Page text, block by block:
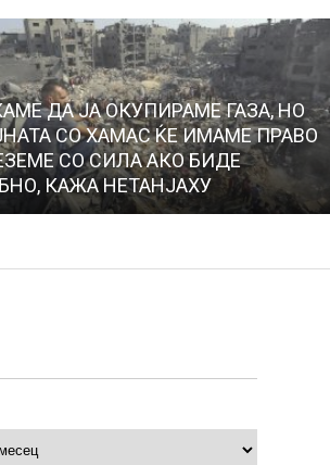
ДА ЈА ОКУПИРАМЕ ГАЗА, НО
СО ХАМАС ЌЕ ИМАМЕ ПРАВО
СО СИЛА АКО БИДЕ
КАЖА НЕТАНЈАХУ